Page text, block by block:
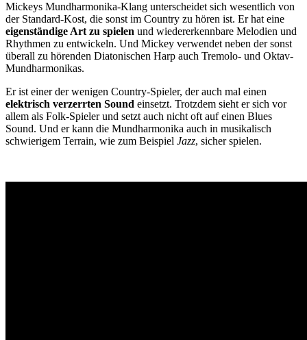
Mickeys Mundharmonika-Klang unterscheidet sich wesentlich von
der Standard-Kost, die sonst im Country zu hören ist. Er hat eine
eigenständige Art zu spielen und wiedererkennbare Melodien und
Rhythmen zu entwickeln. Und Mickey verwendet neben der sonst
überall zu hörenden Diatonischen Harp auch Tremolo- und Oktav-
Mundharmonikas.
Er ist einer der wenigen Country-Spieler, der auch mal einen
elektrisch verzerrten Sound einsetzt. Trotzdem sieht er sich vor
allem als Folk-Spieler und setzt auch nicht oft auf einen Blues
Sound. Und er kann die Mundharmonika auch in musikalisch
schwierigem Terrain, wie zum Beispiel Jazz, sicher spielen.